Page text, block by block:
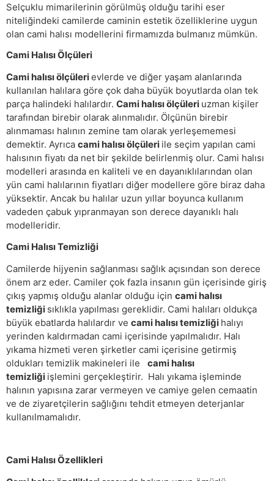
Selçuklu mimarilerinin görülmüş olduğu tarihi eser
niteliğindeki camilerde caminin estetik özelliklerine uygun
olan cami halısı modellerini firmamızda bulmanız mümkün.
Cami Halısı Ölçüleri
Cami halısı ölçülerievlerde ve diğer yaşam alanlarında
kullanılan halılara göre çok daha büyük boyutlarda olan tek
parça halindeki halılardır. Cami halısı ölçüleri uzman kişiler
tarafından birebir olarak alınmalıdır. Ölçünün birebir
alınmaması halının zemine tam olarak yerleşememesi
demektir. Ayrıca cami halısı ölçüleri ile seçim yapılan cami
halısının fiyatı da net bir şekilde belirlenmiş olur. Cami halısı
modelleri arasında en kaliteli ve en dayanıklılarından olan
yün cami halılarının fiyatları diğer modellere göre biraz daha
yüksektir. Ancak bu halılar uzun yıllar boyunca kullanım
vadeden çabuk yıpranmayan son derece dayanıklı halı
modelleridir.
Cami Halısı Temizliği
Camilerde hijyenin sağlanması sağlık açısından son derece
önem arz eder. Camiler çok fazla insanın gün içerisinde giriş
çıkış yapmış olduğu alanlar olduğu için cami halısı
temizliği sıklıkla yapılması gereklidir. Cami halıları oldukça
büyük ebatlarda halılardır ve cami halısı temizliği halıyı
yerinden kaldırmadan cami içerisinde yapılmalıdır. Halı
yıkama hizmeti veren şirketler cami içerisine getirmiş
oldukları temizlik makineleri ile cami halısı
temizliği işlemini gerçekleştirir. Halı yıkama işleminde
halının yapısına zarar vermeyen ve camiye gelen cemaatin
ve de ziyaretçilerin sağlığını tehdit etmeyen deterjanlar
kullanılmamalıdır.
Cami Halısı Özellikleri